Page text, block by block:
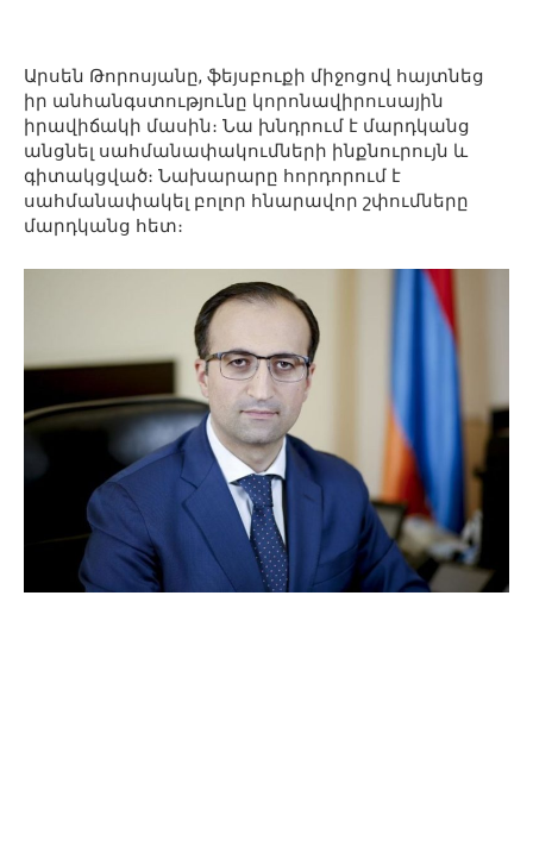
Արսեն Թորոսյանը, ֆեյսբուքի միջոցով հայտնեց
իր անհանգստությունը կորոնավիրուսային
իրավիճակի մասին։ Նա խնդրում է մարդկանց
անցնել սահմանափակումների ինքնուրույն և
գիտակցված։ Նախարարը հորդորում է
սահմանափակել բոլոր հնարավոր շփումները
մարդկանց հետ։